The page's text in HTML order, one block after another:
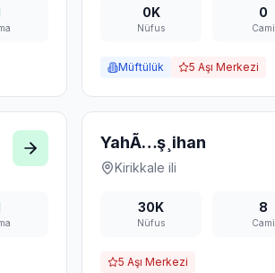
0K
Nüfus
0
Cami
Müftülük 5 Aşı Merkezi
YahÃ…ş¸ihan
Kirikkale ili
30K
Nüfus
8
Cami
5 Aşı Merkezi